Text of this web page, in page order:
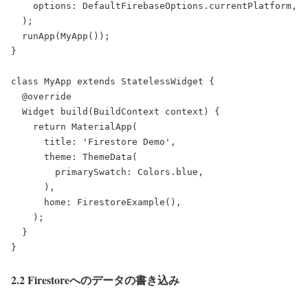
    options:
DefaultFirebaseOptions .currentPlatform,
  );
runApp ( MyApp ());
}
class MyApp extends StatelessWidget {
@override
Widget
build ( BuildContext context) {
return MaterialApp (
      title:
'Firestore Demo' ,
      theme:
ThemeData (
        primarySwatch:
Colors .blue,
      ),
      home:
FirestoreExample (),
    );
  }
}
2.2 Firestoreへのデータの書き込み